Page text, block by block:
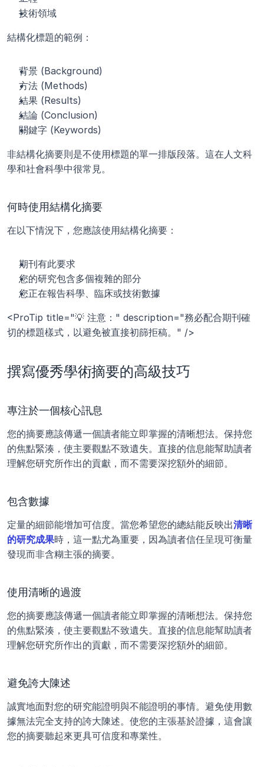
技術領域
結構化標題的範例：
背景 (Background)
方法 (Methods)
結果 (Results)
結論 (Conclusion)
關鍵字 (Keywords)
非結構化摘要則是不使用標題的單一排版段落。這在人文科
學和社會科學中很常見。
何時使用結構化摘要
在以下情況下，您應該使用結構化摘要：
期刊有此要求
您的研究包含多個複雜的部分
您正在報告科學、臨床或技術數據
<ProTip title="💡 注意：" description="務必配合期刊確
切的標題樣式，以避免被直接初篩拒稿。" />
撰寫優秀學術摘要的高級技巧
專注於一個核心訊息
您的摘要應該傳遞一個讀者能立即掌握的清晰想法。保持您
的焦點緊湊，使主要觀點不致遺失。直接的信息能幫助讀者
理解您研究所作出的貢獻，而不需要深挖額外的細節。
包含數據
定量的細節能增加可信度。當您希望您的總結能反映出清晰
的研究成果時，這一點尤為重要，因為讀者信任呈現可衡量
發現而非含糊主張的摘要。
使用清晰的過渡
您的摘要應該傳遞一個讀者能立即掌握的清晰想法。保持您
的焦點緊湊，使主要觀點不致遺失。直接的信息能幫助讀者
理解您研究所作出的貢獻，而不需要深挖額外的細節。
避免誇大陳述
誠實地面對您的研究能證明與不能證明的事情。避免使用數
據無法完全支持的誇大陳述。使您的主張基於證據，這會讓
您的摘要聽起來更具可信度和專業性。